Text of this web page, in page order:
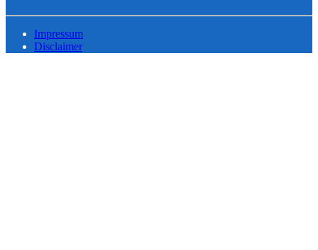
Impressum
Disclaimer